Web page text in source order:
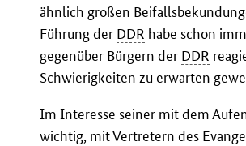
ähnlich großen
Führung der DDR habe schon
gegenüber Bürgern der DDR
Schwierigkeiten zu erwarten
Im Interesse seiner mit dem
wichtig, mit Vertretern des